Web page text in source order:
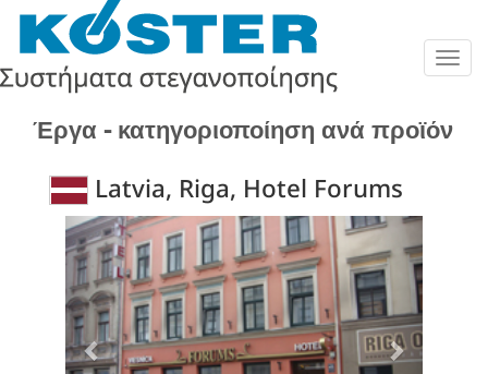
Έργα - κατηγοριοποίηση ανά προϊόν
Latvia, Riga, Hotel Forums
Previous Next